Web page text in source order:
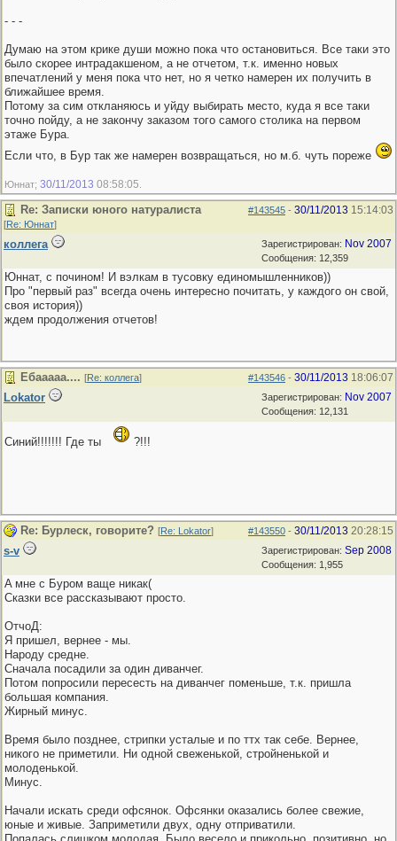
- - -
Думаю на этом крике души можно пока что остановиться. Все таки это
было скорее интрадакшеном, а не отчетом, т.к. именно новых
впечатлений у меня пока что нет, но я четко намерен их получить в
ближайшее время.
Потому за сим откланяюсь и уйду выбирать место, куда я все таки
точно пойду, а не закончу заказом того самого столика на первом
этаже Бура.
Если что, в Бур так же намерен возвращаться, но м.б. чуть пореже
Юннат; 30/11/2013 08:58:05
#143545 - 30/11/2013 15:14:03
Re: Записки юного натуралиста
[Re: Юннат]
Зарегистрирован: Nov 2007
Сообщения: 12,359
коллега
Юннат, с почином! И вэлкам в тусовку единомышленников))
Про "первый раз" всегда очень интересно почитать, у каждого он свой,
своя история))
ждем продолжения отчетов!
#143546 - 30/11/2013 18:06:07
Ебааааа.... [Re: коллега]
Зарегистрирован: Nov 2007
Сообщения: 12,131
Lokator
Синий!!!!!!! Где ты ?!!!
#143550 - 30/11/2013 20:28:15
Re: Бурлеск, говорите? [Re: Lokator]
Зарегистрирован: Sep 2008
Сообщения: 1,955
s-v
A мне с Буром ваще никак(
Сказки все рассказывают просто.
ОтчоД:
Я пришел, вернее - мы.
Народу средне.
Сначала посадили за один диванчег.
Потом попросили пересесть на диванчег поменьше, т.к. пришла
большая компания.
Жирный минус.
Время было позднее, стрипки усталые и по ттх так себе. Вернее,
никого не приметили. Ни одной свеженькой, стройненькой и
молоденькой.
Минус.
Начали искать среди офсянок. Офсянки оказались более свежие,
юные и живые. Заприметили двух, одну отприватили.